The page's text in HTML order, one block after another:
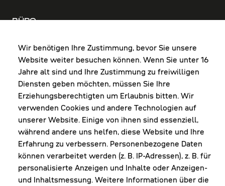
Wir benötigen Ihre Zustimmung, bevor Sie unsere
Website weiter besuchen können. Wenn Sie unter 16
Jahre alt sind und Ihre Zustimmung zu freiwilligen
Diensten geben möchten, müssen Sie Ihre
Erziehungsberechtigten um Erlaubnis bitten. Wir
verwenden Cookies und andere Technologien auf
unserer Website. Einige von ihnen sind essenziell,
während andere uns helfen, diese Website und Ihre
Erfahrung zu verbessern. Personenbezogene Daten
können verarbeitet werden (z. B. IP-Adressen), z. B. für
personalisierte Anzeigen und Inhalte oder Anzeigen-
und Inhaltsmessung. Weitere Informationen über die
BÜRO
FR: 8:00-12:00 & 13:00-16:00 Uhr
Shop Diepoldsau
MO-Do: 8:00-12:00 & 13:00-17:30 Uhr
Fr: 8:00-16:00 Uhr
1. Samstag im Monat: 9:00-16:00 Uhr
NEWSLETTER